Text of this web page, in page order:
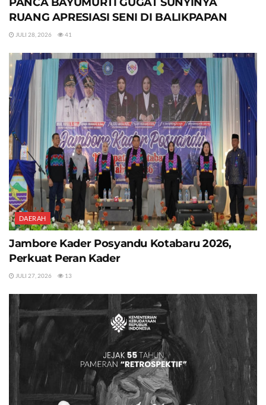
RUANG APRESIASI SENI DI BALIKPAPAN
JULI 28, 2026 41
DAERAH
Jambore Kader Posyandu Kotabaru 2026,
Perkuat Peran Kader
JULI 27, 2026 13